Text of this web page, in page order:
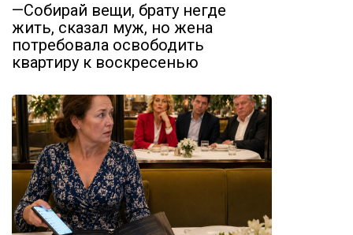
—Собирай вещи, брату негде
жить, сказал муж, но жена
потребовала освободить
квартиру к воскресенью